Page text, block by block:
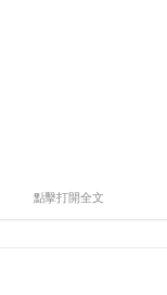
點擊打開全文